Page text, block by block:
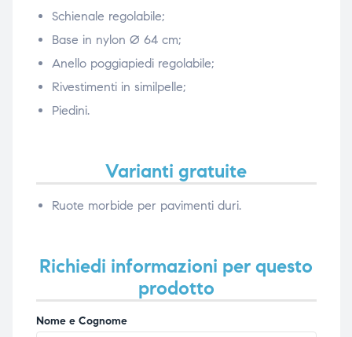
Schienale regolabile;
Base in nylon Ø 64 cm;
Anello poggiapiedi regolabile;
Rivestimenti in similpelle;
Piedini.
Varianti gratuite
Ruote morbide per pavimenti duri.
Richiedi informazioni per questo
prodotto
Nome e Cognome